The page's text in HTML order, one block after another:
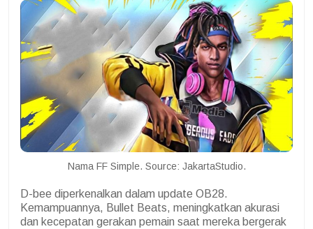
Nama FF Simple. Source: JakartaStudio.
D-bee diperkenalkan dalam update OB28.
Kemampuannya, Bullet Beats, meningkatkan akurasi
dan kecepatan gerakan pemain saat mereka bergerak